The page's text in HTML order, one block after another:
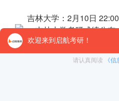
吉林大学：2月10日 22:00
南京大学：2月10日